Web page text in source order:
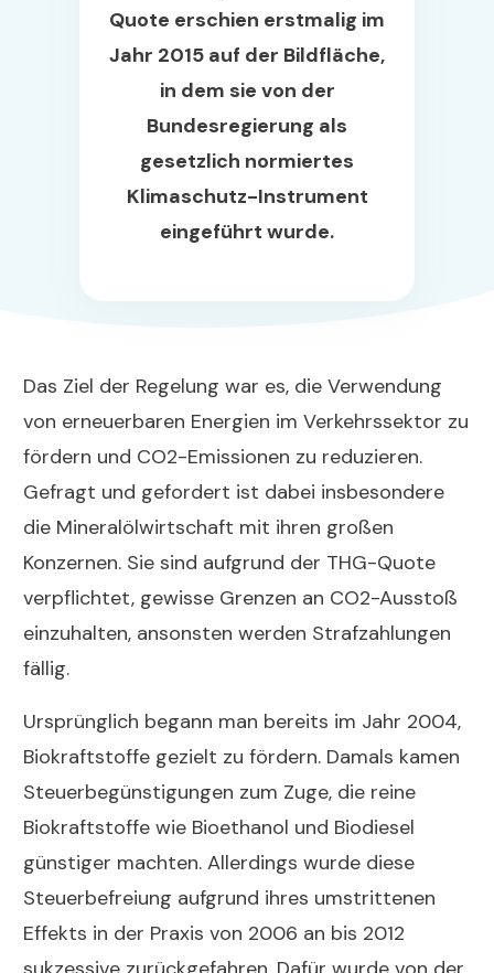
Quote erschien erstmalig im
Jahr 2015 auf der Bildfläche,
in dem sie von der
Bundesregierung als
gesetzlich normiertes
Klimaschutz-Instrument
eingeführt wurde.
Das Ziel der Regelung war es, die Verwendung
von erneuerbaren Energien im Verkehrssektor zu
fördern und CO2-Emissionen zu reduzieren.
Gefragt und gefordert ist dabei insbesondere
die Mineralölwirtschaft mit ihren großen
Konzernen. Sie sind aufgrund der THG-Quote
verpflichtet, gewisse Grenzen an CO2-Ausstoß
einzuhalten, ansonsten werden Strafzahlungen
fällig.
Ursprünglich begann man bereits im Jahr 2004,
Biokraftstoffe gezielt zu fördern. Damals kamen
Steuerbegünstigungen zum Zuge, die reine
Biokraftstoffe wie Bioethanol und Biodiesel
günstiger machten. Allerdings wurde diese
Steuerbefreiung aufgrund ihres umstrittenen
Effekts in der Praxis von 2006 an bis 2012